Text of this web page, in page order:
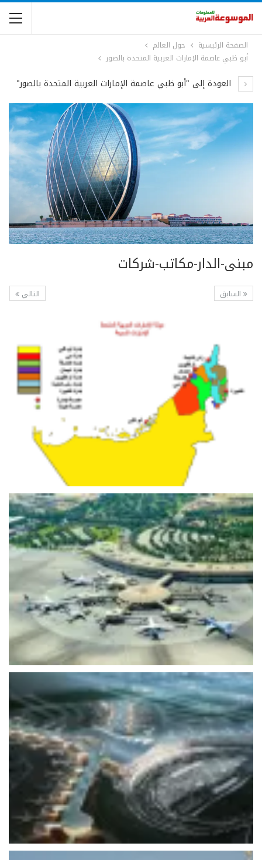
الصفحة الرئيسية
حول العالم
أبو ظبي عاصمة الإمارات العربية المتحدة بالصور
العودة إلى "أبو ظبي عاصمة الإمارات العربية المتحدة بالصور"
مبنى-الدار-مكاتب-شركات
التالي السابق